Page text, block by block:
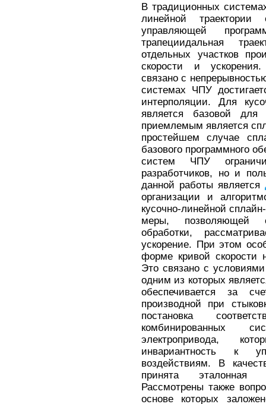
В традиционных
линейной траектории
управляющей
трапециидальная
отдельных участков
скорости и
связано с
системах ЧПУ
интерполяции. Для
является базовой для
приемлемым является
простейшем случае
базового программного
систем ЧПУ
разработчиков, но и
данной работы является
организации и
кусочно-линейной
меры, позволяющей
обработки,
ускорение. При этом
форме кривой скорости
Это связано с
одним из которых
обеспечивается за
производной при
постановка
комбинированных
электропривода,
инвариантность к
воздействиям. В
принята
Рассмотрены также
основе которых